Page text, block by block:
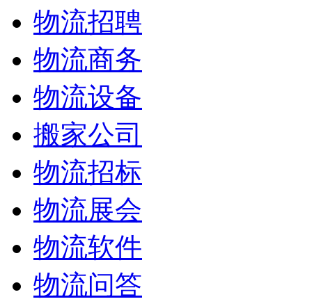
物流招聘
物流商务
物流设备
搬家公司
物流招标
物流展会
物流软件
物流问答